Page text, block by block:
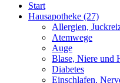
Start
Hausapotheke (27)
Allergien,
Atemwege
Auge
Blase, Niere und
Diabetes
Einschlafen,